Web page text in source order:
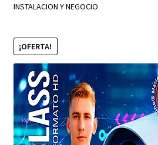
TIENDA
CURSOS
MEMBRESIA
MI CUENTA
CARRITO
INSTALACION Y NEGOCIO
¡OFERTA!